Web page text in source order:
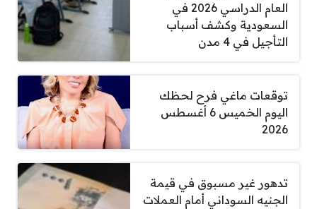
العام الدراسي 2026 في
السعودية وكشف أسباب
التأجيل في 4 مدن
توقعات ماغي فرح لحظك
اليوم الخميس 6 أغسطس
2026
تدهور غير مسبوق في قيمة
الجنيه السوداني أمام العملات